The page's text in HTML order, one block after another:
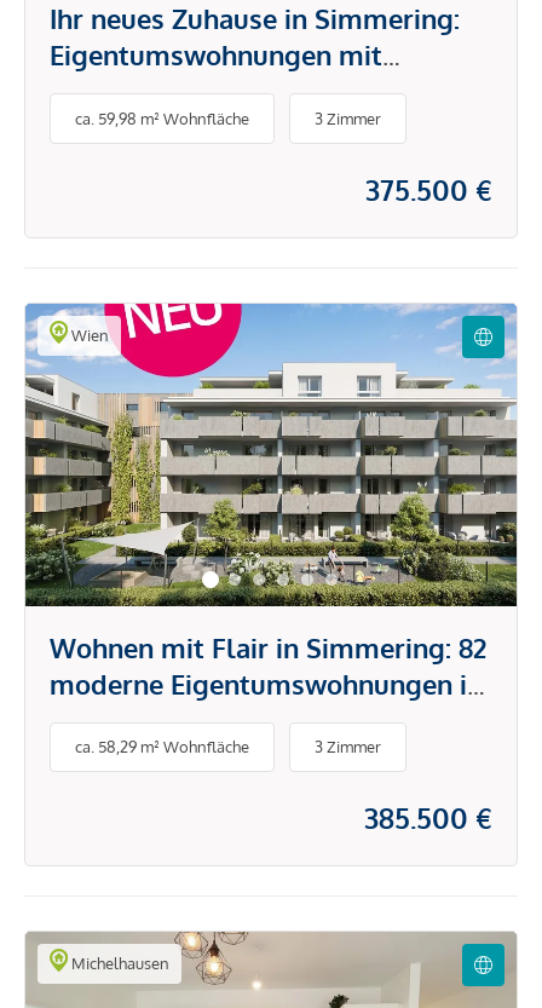
Ihr neues Zuhause in Simmering:
Eigentumswohnungen mit
Loggien, Terrassen und Gärten
ca. 59,98 m² Wohnfläche 3 Zimmer
375.500 €
Wien
Wohnen mit Flair in Simmering: 82
moderne Eigentumswohnungen in
ruhiger Umgebung
ca. 58,29 m² Wohnfläche 3 Zimmer
385.500 €
Michelhausen